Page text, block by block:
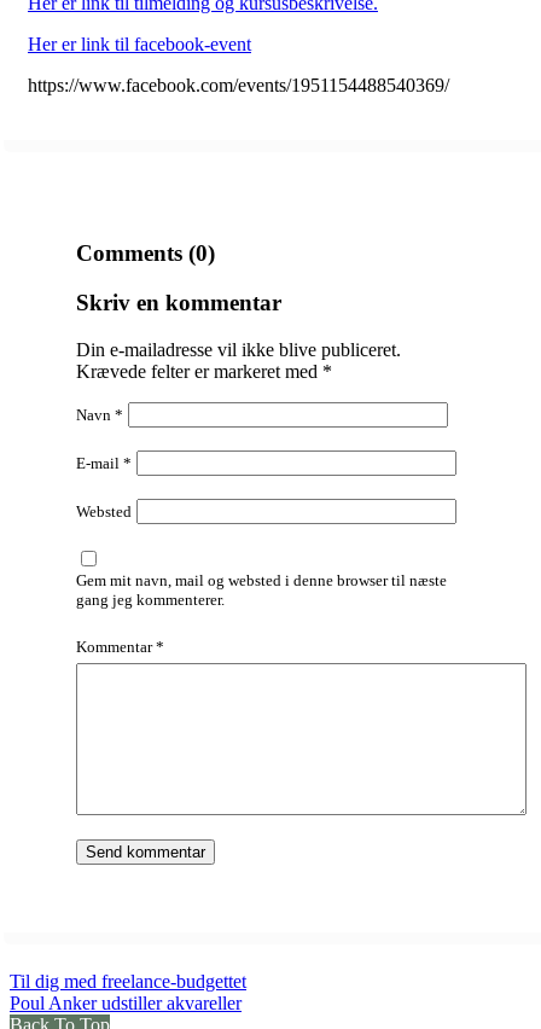
Her er link til facebook-event
https://www.facebook.com/events/1951154488540369/
Comments (0)
Skriv en kommentar
Din e-mailadresse vil ikke blive publiceret.
Krævede felter er markeret med *
Navn *
E-mail *
Websted
Gem mit navn, mail og websted i denne browser til næste
gang jeg kommenterer.
Kommentar*
Til dig med freelance-budgettet
Poul Anker udstiller akvareller
Back To Top